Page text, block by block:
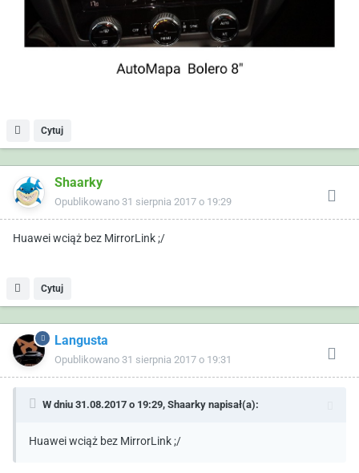
Cytuj
Shaarky
Opublikowano 31 sierpnia 2017 o 19:29
Huawei wciąż bez MirrorLink ;/
Cytuj
Langusta
Opublikowano 31 sierpnia 2017 o 19:31
W dniu 31.08.2017 o 19:29, Shaarky napisał(a):
Huawei wciąż bez MirrorLink ;/